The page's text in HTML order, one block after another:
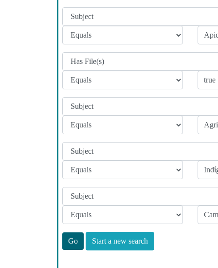
Start a new search